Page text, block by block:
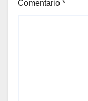
Comentario *